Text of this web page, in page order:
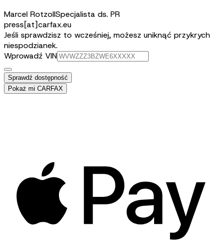
Marcel RotzollSpecjalista ds. PR
press[at]carfax.eu
Jeśli sprawdzisz to wcześniej, możesz uniknąć przykrych
niespodzianek.
Wprowadź VIN
Sprawdź dostępność
Pokaż mi CARFAX